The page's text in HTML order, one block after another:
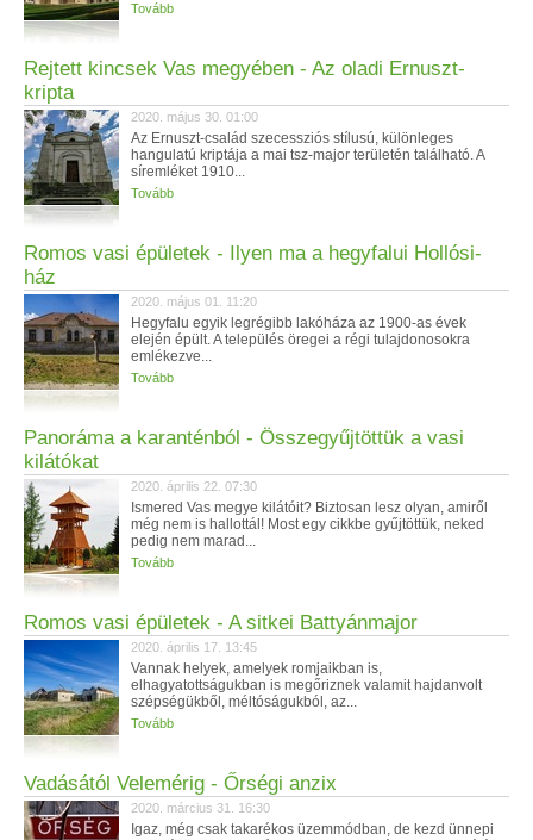
Tovább
Rejtett kincsek Vas megyében - Az oladi Ernuszt-
kripta
2020. május 30. 01:00
Az Ernuszt-család szecessziós stílusú, különleges
hangulatú kriptája a mai tsz-major területén található. A
síremléket 1910...
Tovább
Romos vasi épületek - Ilyen ma a hegyfalui Hollósi-
ház
2020. május 01. 11:20
Hegyfalu egyik legrégibb lakóháza az 1900-as évek
elején épült. A település öregei a régi tulajdonosokra
emlékezve...
Tovább
Panoráma a karanténból - Összegyűjtöttük a vasi
kilátókat
2020. április 22. 07:30
Ismered Vas megye kilátóit? Biztosan lesz olyan, amiről
még nem is hallottál! Most egy cikkbe gyűjtöttük, neked
pedig nem marad...
Tovább
Romos vasi épületek - A sitkei Battyánmajor
2020. április 17. 13:45
Vannak helyek, amelyek romjaikban is,
elhagyatottságukban is megőriznek valamit hajdanvolt
szépségükből, méltóságukból, az...
Tovább
Vadásától Velemérig - Őrségi anzix
2020. március 31. 16:30
Igaz, még csak takarékos üzemmódban, de kezd ünnepi